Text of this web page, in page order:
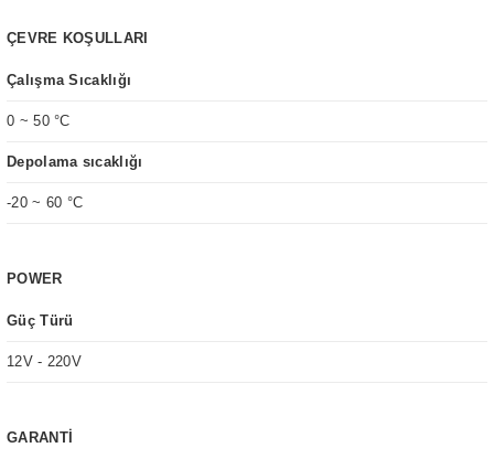
ÇEVRE KOŞULLARI
Çalışma Sıcaklığı
0 ~ 50 °C
Depolama sıcaklığı
-20 ~ 60 °C
POWER
Güç Türü
12V - 220V
GARANTİ